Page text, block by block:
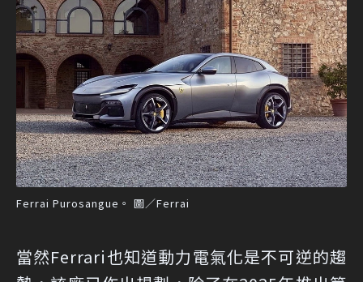
Ferrai Purosangue。 圖／Ferrai
當然Ferrari也知道動力電氣化是不可逆的趨